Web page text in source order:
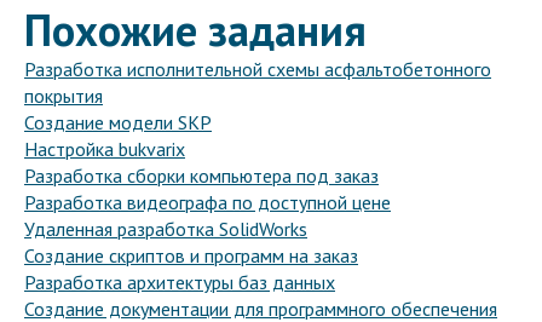
Похожие задания
Разработка исполнительной схемы асфальтобетонного
покрытия
Создание модели SKP
Настройка bukvarix
Разработка сборки компьютера под заказ
Разработка видеографа по доступной цене
Удаленная разработка SolidWorks
Создание скриптов и программ на заказ
Разработка архитектуры баз данных
Создание документации для программного обеспечения